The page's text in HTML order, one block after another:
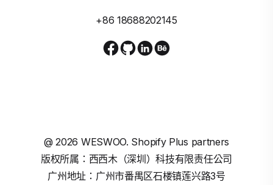
+86 18688202145
@2026 WESWOO. Shopify Plus partners
版权所属：西西木（深圳）科技有限责任公司
广州地址：广州市番禺区石楼镇莲兴路3号